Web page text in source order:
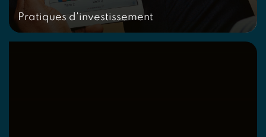
Pratiques d'investissement